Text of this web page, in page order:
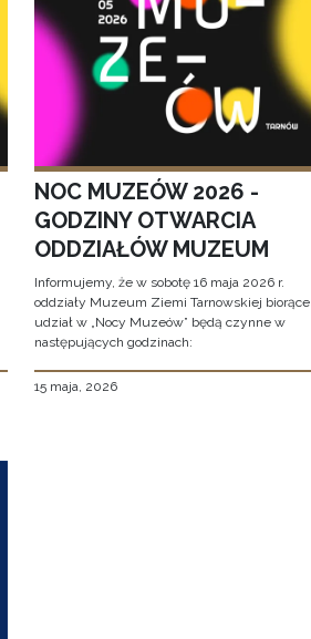
NOC MUZEÓW 2026 -
GODZINY OTWARCIA
ODDZIAŁÓW MUZEUM
Informujemy, że w sobotę 16 maja 2026 r.
oddziały Muzeum Ziemi Tarnowskiej biorące
udział w „Nocy Muzeów” będą czynne w
następujących godzinach:
15 maja, 2026